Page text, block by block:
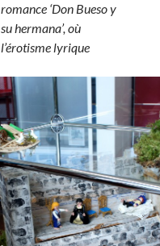
romance ‘Don Bueso y
su hermana’, où
l’érotisme lyrique